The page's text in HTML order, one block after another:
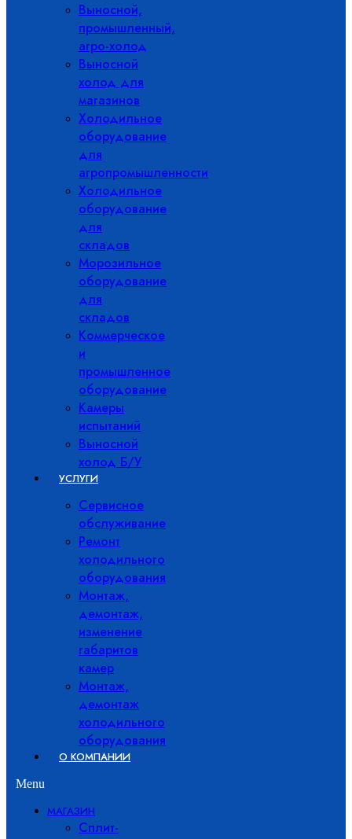
Выносной,
промышленный,
агро-холод
Выносной
холод для
магазинов
Холодильное
оборудование
для
агропромышленности
Холодильное
оборудование
для
складов
Морозильное
оборудование
для
складов
Коммерческое
и
промышленное
оборудование
Камеры
испытаний
Выносной
холод Б/У
УСЛУГИ
Сервисное
обслуживание
Ремонт
холодильного
оборудования
Монтаж,
демонтаж,
изменение
габаритов
камер
Монтаж,
демонтаж
холодильного
оборудования
О КОМПАНИИ
Menu
МАГАЗИН
Сплит-